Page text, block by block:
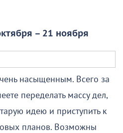
– 21 ноября
насыщенным. Всего за
переделать массу дел,
идею и приступить к
планов. Возможны